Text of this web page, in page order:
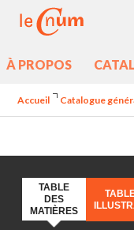
À PROPOS
Accueil Catalogue
TABLE
DES
MATIÈRES